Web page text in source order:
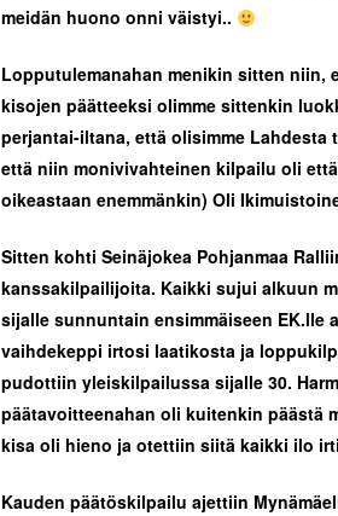
meidän huono onni väistyi..
Lopputulemanahan menikin sitten
kisojen päätteeksi olimme sittenkin
perjantai-iltana, että olisimme
että niin monivivahteinen kilpailu oli
oikeastaan enemmänkin) Oli
Sitten kohti Seinäjokea Pohjanmaa
kanssakilpailijoita. Kaikki sujui alkuun
sijalle sunnuntain ensimmäiseen EK.lle
vaihdekeppi irtosi laatikosta ja
pudottiin yleiskilpailussa sijalle 30.
päätavoitteenahan oli kuitenkin päästä
kisa oli hieno ja otettiin siitä kaikki ilo
Kauden päätöskilpailu ajettiin